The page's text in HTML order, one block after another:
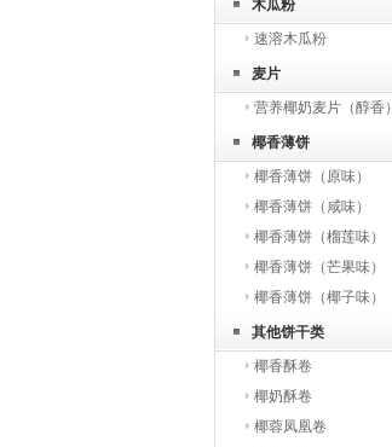
木瓜粉
速溶木瓜粉
麦片
营养椰奶麦片（醇香）
椰香薄饼
椰香薄饼（原味）
椰香薄饼（咸味）
椰香薄饼（榴莲味）
椰香薄饼（芒果味）
椰香薄饼（椰子味）
其他饼干类
椰香酥卷
椰奶酥卷
椰蓉凤凰卷